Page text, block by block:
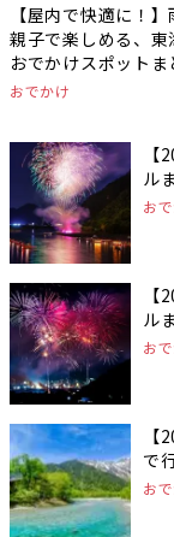
【屋内で快適に！
親子で楽しめる、東
おでかけスポットま
おでかけ
ル
お
ル
お
で
お